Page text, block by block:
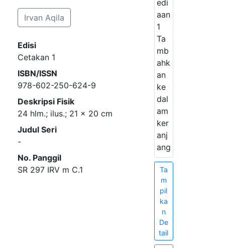
Irvan Aqila
Edisi
Cetakan 1
ISBN/ISSN
978-602-250-624-9
Deskripsi Fisik
24 hlm.; ilus.; 21 x 20 cm
Judul Seri
-
No. Panggil
SR 297 IRV m C.1
edi
aan
1
Ta
mb
ahk
an
ke
dal
am
ker
anj
ang
Ta
m
pil
ka
n
De
tail